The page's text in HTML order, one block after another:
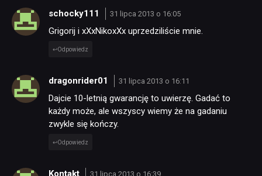
schocky111 31 lipca 2013 o 16:05
Grigorij i xXxNikoxXx uprzedziliście mnie.
Odpowiedz
dragonrider01 31 lipca 2013 o 16:11
Dajcie 10-letnią gwarancję to uwierzę. Gadać to
każdy może, ale wszyscy wiemy że na gadaniu
zwykle się kończy.
Odpowiedz
Kontakt 31 lipca 2013 o 16:39